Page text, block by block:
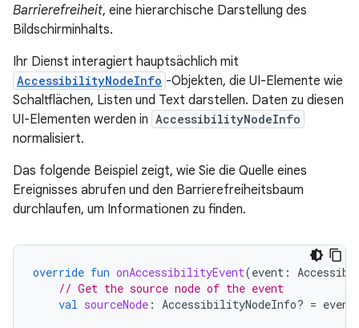
Barrierefreiheit, eine hierarchische Darstellung des
Bildschirminhalts.
Ihr Dienst interagiert hauptsächlich mit
AccessibilityNodeInfo -Objekten, die UI-Elemente wie
Schaltflächen, Listen und Text darstellen. Daten zu diesen
UI-Elementen werden in AccessibilityNodeInfo
normalisiert.
Das folgende Beispiel zeigt, wie Sie die Quelle eines
Ereignisses abrufen und den Barrierefreiheitsbaum
durchlaufen, um Informationen zu finden.
override fun onAccessibilityEvent(event :
// Get the source node of the event
val sourceNode : AccessibilityNodeInfo? = event